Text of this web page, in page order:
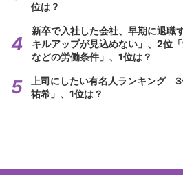
位は？
新卒で入社した会社、早期に退
キルアップが見込めない」、2位
などの労働条件」、1位は？
上司にしたい有名人ランキング
祐希」、1位は？